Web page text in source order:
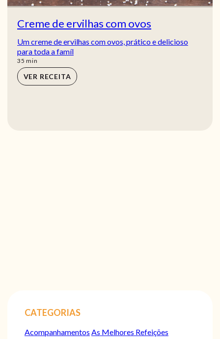
Creme de ervilhas com ovos
Um creme de ervilhas com ovos, prático e delicioso
para toda a famíl
35 min
min
VER RECEITA
CATEGORIAS
Acompanhamentos As Melhores Refeições